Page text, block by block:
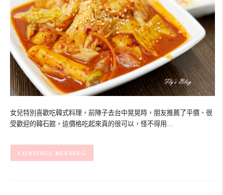
女兒特別喜歡吃韓式料理，前陣子去台中晃晃時，朋友推薦了平價、很
受歡迎的韓石館，這價格吃起來真的很可以，怪不得用…
CONTINUE READING